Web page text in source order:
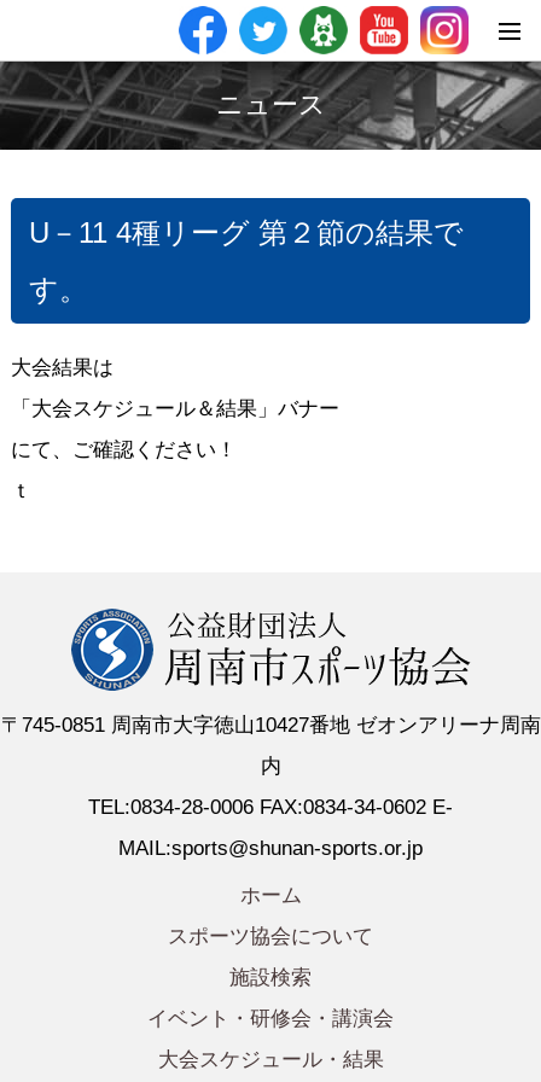
ニュース
U－11 4種リーグ 第２節の結果で
す。
大会結果は
「大会スケジュール＆結果」バナー
にて、ご確認ください！
ｔ
〒745-0851 周南市大字徳山10427番地 ゼオンアリーナ周南
内
TEL:0834-28-0006 FAX:0834-34-0602 E-
MAIL:sports@shunan-sports.or.jp
ホーム
スポーツ協会について
施設検索
イベント・研修会・講演会
大会スケジュール・結果